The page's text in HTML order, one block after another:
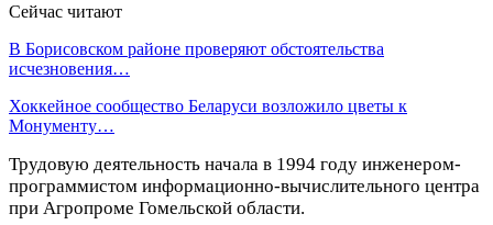
Сейчас читают
В Борисовском районе проверяют обстоятельства
исчезновения…
Хоккейное сообщество Беларуси возложило цветы к
Монументу…
Трудовую деятельность начала в 1994 году инженером-
программистом информационно-вычислительного центра
при Агропроме Гомельской области.